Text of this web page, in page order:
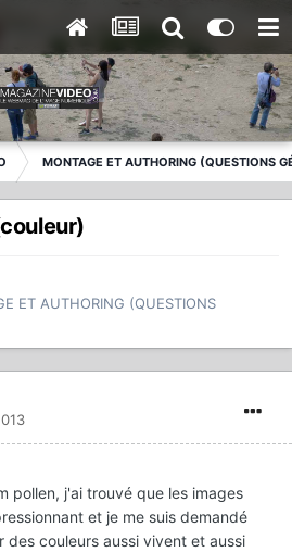
MONTAGE ET AUTHORING (QUESTIONS
ET AUTHORING (QUESTIONS
pollen, j'ai trouvé que les images
et je me suis demandé
couleurs aussi vivent et aussi